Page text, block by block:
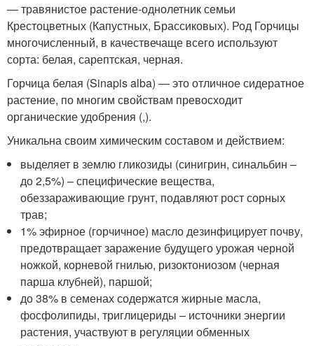
— травянистое растение-однолетник семьи
Крестоцветных (Капустных, Брассиковых). Род Горчицы
многочисленный, в качествечаще всего используют
сорта: белая, сарептская, черная.
Горчица белая (Sinapis alba) — это отличное сидератное
растение, по многим свойствам превосходит
органические удобрения (,).
Уникальна своим химическим составом и действием:
выделяет в землю гликозиды (синигрин, синальбин –
до 2,5%) – специфические вещества,
обеззараживающие грунт, подавляют рост сорных
трав;
1% эфирное (горчичное) масло дезинфицирует почву,
предотвращает заражение будущего урожая черной
ножкой, корневой гнилью, ризоктониозом (черная
парша клубней), паршой;
до 38% в семенах содержатся жирные масла,
фосфолипиды, триглицериды – источники энергии
растения, участвуют в регуляции обменных